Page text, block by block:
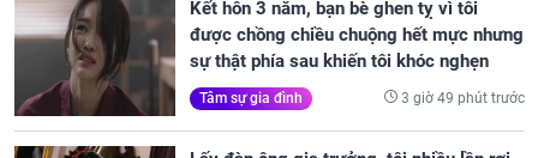
Kết hôn 3 năm, bạn bè ghen tỵ vì tôi
được chồng chiều chuộng hết mực nhưng
sự thật phía sau khiến tôi khóc nghẹn
Tâm sự gia đình 3 giờ 49 phút trước